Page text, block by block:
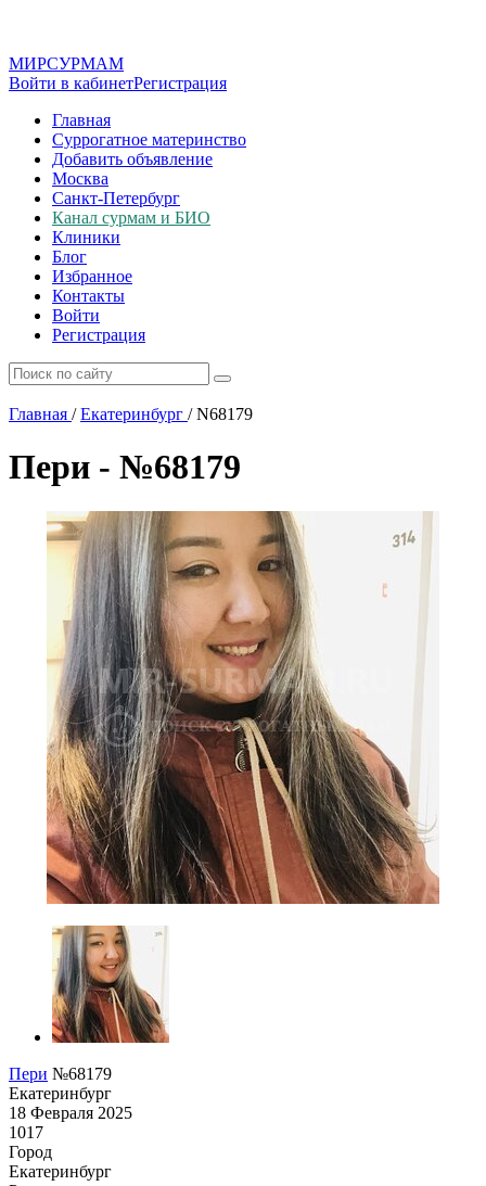
МИРСУРМАМ
Войти в кабинетРегистрация
Главная
Суррогатное материнство
Добавить объявление
Москва
Санкт-Петербург
Канал сурмам и БИО
Клиники
Блог
Избранное
Контакты
Войти
Регистрация
Главная / Екатеринбург /N68179
Пери - №68179
Пери №68179
Екатеринбург
18 Февраля 2025
1017
Город
Екатеринбург